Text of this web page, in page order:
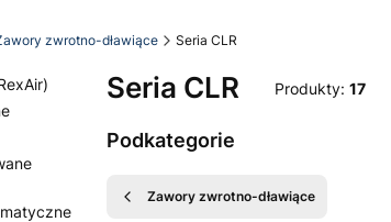
zwrotno-dławiące Seria CLR
Seria CLR Produkty: 17
Podkategorie
Zawory zwrotno-dławiące